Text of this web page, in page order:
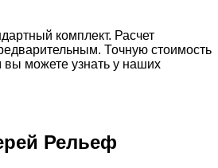
комплект. Расчет
Точную стоимость
можете узнать у наших
Рельеф